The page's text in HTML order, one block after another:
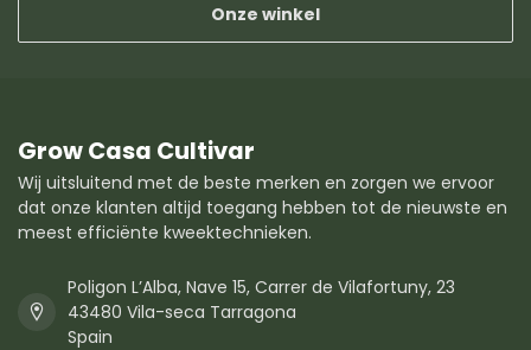
Onze winkel
Grow Casa Cultivar
Wij uitsluitend met de beste merken en zorgen we ervoor
dat onze klanten altijd toegang hebben tot de nieuwste en
meest efficiënte kweektechnieken.
Poligon L’Alba, Nave 15, Carrer de Vilafortuny, 23
43480 Vila-seca Tarragona
Spain